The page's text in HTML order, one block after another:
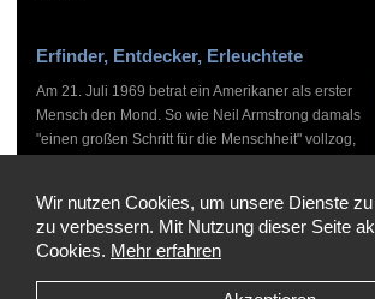
Erfinder, Entdecker, Erleuchtete
Am 21. Juli 1969 betrat ein Amerikaner als erster
Mensch den Mond. So wie Neil Armstrong damals
"einen großen Schritt für die Menschheit" vollzog,
Wir nutzen Cookies, um unsere Dienste
zu verbessern. Mit Nutzung dieser Seite
Cookies. Mehr erfahren